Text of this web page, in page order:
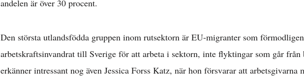
andelen är över 30 procent.
Den största utlandsfödda gruppen inom rutsektorn är EU-migranter som
arbetskraftsinvandrat till Sverige för att arbeta i sektorn, inte flyktingar som går
erkänner intressant nog även Jessica Forss Katz, när hon försvarar att arbetsgivarna